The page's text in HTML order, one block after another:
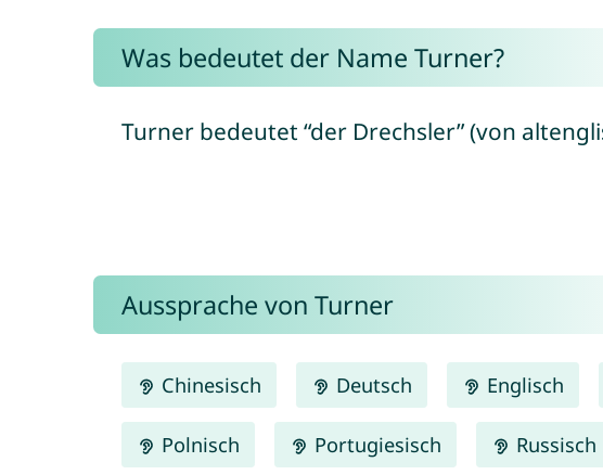
Was bedeutet der Name Turner?
Turner bedeutet “der Drechsler” (von
Aussprache von Turner
Chinesisch Deutsch Englisch
Polnisch Portugiesisch Russisch